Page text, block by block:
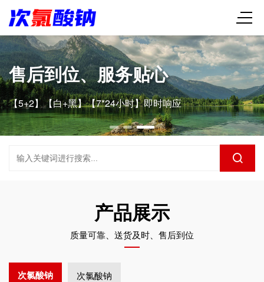
售后到位、服务贴心
【5+2】【白+黑】【7*24小时】即时响应
产品展示
质量可靠、送货及时、售后到位
次氯酸钠 次氯酸钠